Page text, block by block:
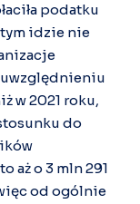
podatku
tym idzie nie
uwzględnieniu
w 2021 roku,
do
aż o 3 mln 291
od ogólnie